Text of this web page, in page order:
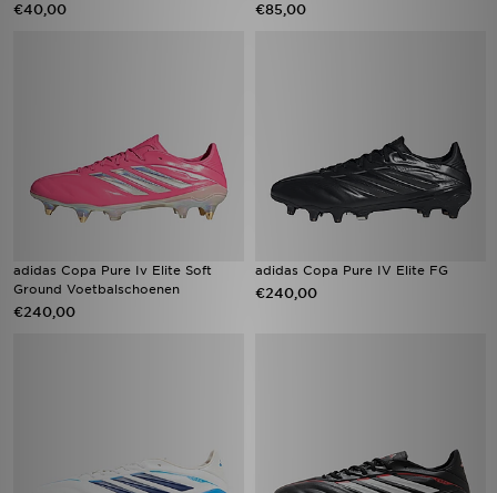
€40,00 €85,00
adidas Copa Pure Iv Elite Soft
Ground Voetbalschoenen
€240,00
adidas Copa Pure IV Elite FG
€240,00